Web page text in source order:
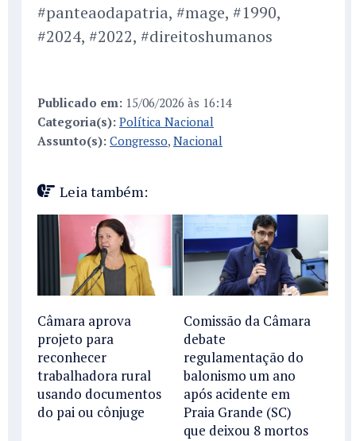
#panteaodapatria, #mage, #1990,
#2024, #2022, #direitoshumanos
Publicado em: 15/06/2026 às 16:14
Categoria(s): Política Nacional
Assunto(s): Congresso, Nacional
Leia também:
Câmara aprova
projeto para
reconhecer
trabalhadora rural
usando documentos
do pai ou cônjuge
Comissão da Câmara
debate
regulamentação do
balonismo um ano
após acidente em
Praia Grande (SC)
que deixou 8 mortos